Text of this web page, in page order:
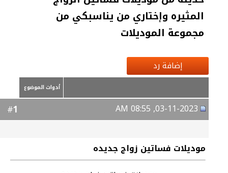
المثيره وإختاري من يناسبكي من
مجموعة الموديلات
إضافة رد
أدوات الموضوع
1
موديلات فساتين زواج جديده